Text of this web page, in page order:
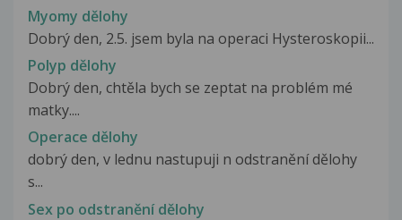
Myomy dělohy
Dobrý den, 2.5. jsem byla na operaci Hysteroskopii...
Polyp dělohy
Dobrý den, chtěla bych se zeptat na problém mé
matky....
Operace dělohy
dobrý den, v lednu nastupuji n odstranění dělohy
s...
Sex po odstranění dělohy